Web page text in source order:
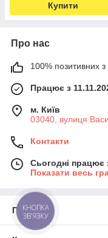
Купити
Про нас
100% позитивних з
Працює з
м. Київ
03040, вулиця
Контакти
Сьогодні працює
Показати весь
Про нас
КНОПКА
ЗВ'ЯЗКУ